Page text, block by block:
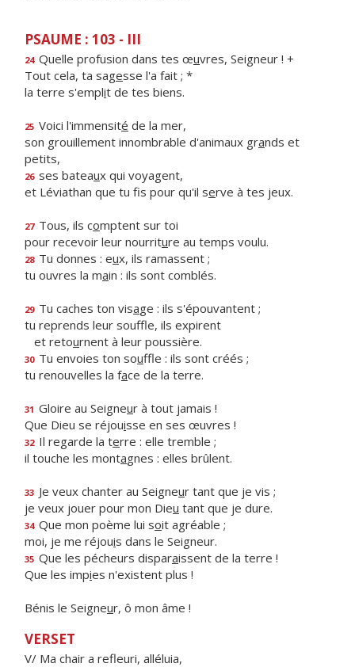
PSAUME : 103 - III
24 Quelle profusion dans tes œuvres, Seigneur ! +
Tout cela, ta sagesse l'a fait ; *
la terre s'emplit de tes biens.
25 Voici l'immensité de la mer,
son grouillement innombrable d'animaux grands et
petits,
26 ses bateaux qui voyagent,
et Léviathan que tu fis pour qu'il serve à tes jeux.
27 Tous, ils comptent sur toi
pour recevoir leur nourriture au temps voulu.
28 Tu donnes : eux, ils ramassent ;
tu ouvres la main : ils sont comblés.
29 Tu caches ton visage : ils s'épouvantent ;
tu reprends leur souffle, ils expirent
et retournent à leur poussière.
30 Tu envoies ton souffle : ils sont créés ;
tu renouvelles la face de la terre.
31 Gloire au Seigneur à tout jamais !
Que Dieu se réjouisse en ses œuvres !
32 Il regarde la terre : elle tremble ;
il touche les montagnes : elles brûlent.
33 Je veux chanter au Seigneur tant que je vis ;
je veux jouer pour mon Dieu tant que je dure.
34 Que mon poème lui soit agréable ;
moi, je me réjouis dans le Seigneur.
35 Que les pécheurs disparaissent de la terre !
Que les impies n'existent plus !
Bénis le Seigneur, ô mon âme !
VERSET
V/ Ma chair a refleuri, alléluia,